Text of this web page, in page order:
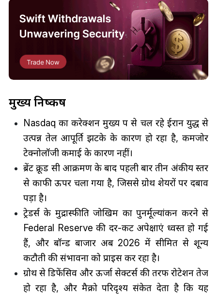
मुख्य निष्कर्ष
Nasdaq का करेक्शन मुख्य रूप से चल रहे ईरान युद्ध से
उत्पन्न तेल आपूर्ति झटके के कारण हो रहा है, कमजोर
टेक्नोलॉजी कमाई के कारण नहीं।
ब्रेंट क्रूड रूसी आक्रमण के बाद पहली बार तीन अंकीय स्तर
से काफी ऊपर चला गया है, जिससे ग्रोथ शेयरों पर दबाव
पड़ा है।
ट्रेडर्स के मुद्रास्फीति जोखिम का पुनर्मूल्यांकन करने से
Federal Reserve की दर-कट अपेक्षाएं ध्वस्त हो गई
हैं, और बॉन्ड बाजार अब 2026 में सीमित से शून्य
कटौती की संभावना को प्राइस कर रहा है।
ग्रोथ से डिफेंसिव और ऊर्जा सेक्टर्स की तरफ रोटेशन तेज
हो रहा है, और मैक्रो परिदृश्य संकेत देता है कि यह